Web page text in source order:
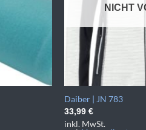
NICHT
Daiber | JN 783
33,99 €
inkl. MwSt.